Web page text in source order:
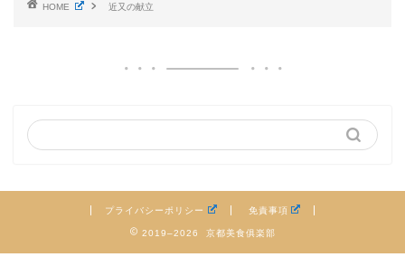
HOME 近又の献立
プライバシーポリシー 免責事項
2019–2026 京都美食俱楽部